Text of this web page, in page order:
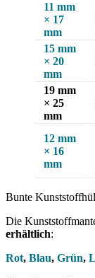
11 mm
× 17
mm
15 mm
× 20
mm
19 mm
× 25
mm
12 mm
× 16
mm
Bunte
Die
erhältlich:
Rot, Blau, Grün,